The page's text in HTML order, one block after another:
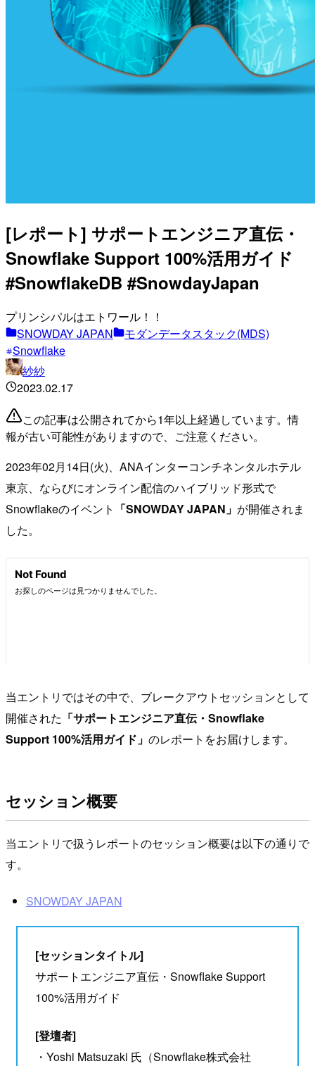
[レポート] サポートエンジニア直伝・
Snowflake Support 100%活用ガイド
#SnowflakeDB #SnowdayJapan
プリンシパルはエトワール！！
SNOWDAY JAPAN
モダンデータスタック(MDS)
Snowflake
紗紗
2023.02.17
この記事は公開されてから1年以上経過しています。情
報が古い可能性がありますので、ご注意ください。
2023年02月14日(火)、ANAインターコンチネンタルホテル
東京、ならびにオンライン配信のハイブリッド形式で
Snowflakeのイベント 「SNOWDAY JAPAN」 が開催されま
した。
当エントリではその中で、ブレークアウトセッションとして
開催された 「サポートエンジニア直伝・Snowflake
Support 100%活用ガイド」 のレポートをお届けします。
セッション概要
当エントリで扱うレポートのセッション概要は以下の通りで
す。
SNOWDAY JAPAN
[セッションタイトル]
サポートエンジニア直伝・Snowflake Support
100%活用ガイド
[登壇者]
・Yoshi Matsuzaki 氏（Snowflake株式会社